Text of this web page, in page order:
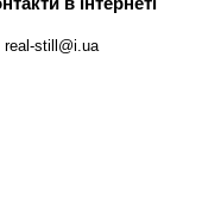
real-still@i.ua